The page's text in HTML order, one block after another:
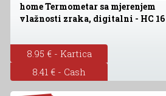
home Termometar sa mjerenjem
vlažnosti zraka, digitalni - HC 16
8.95 € - Kartica
8.41 € - Cash